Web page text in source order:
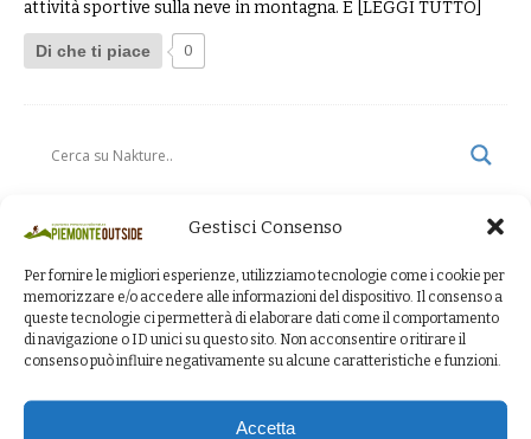
Gestisci Consenso
Per fornire le migliori esperienze, utilizziamo tecnologie come i cookie per
memorizzare e/o accedere alle informazioni del dispositivo. Il consenso a
queste tecnologie ci permetterà di elaborare dati come il comportamento
di navigazione o ID unici su questo sito. Non acconsentire o ritirare il
consenso può influire negativamente su alcune caratteristiche e funzioni.
Accetta
attività sportive sulla neve in montagna. E [LEGGI TUTTO]
Di che ti piace 0